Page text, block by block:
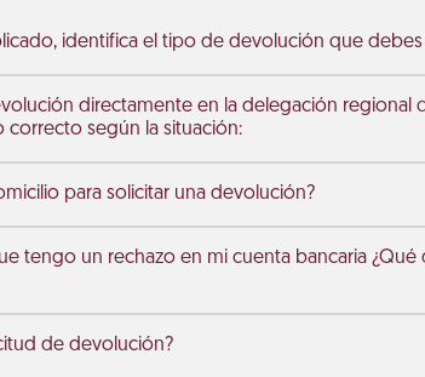
identifica el tipo de devolución que debes
directamente en la delegación regional
según la situación:
para solicitar una devolución?
tengo un rechazo en mi cuenta bancaria
de devolución?